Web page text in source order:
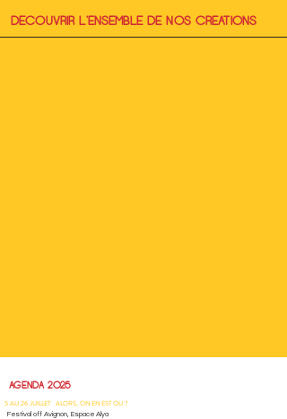
DECOUVRIR L'ENSEMBLE DE NOS CREATIONS
AGENDA 2025
5 AU 26 JUILLET ALORS, ON EN EST OU ?
Festival off Avignon, Espace Alya